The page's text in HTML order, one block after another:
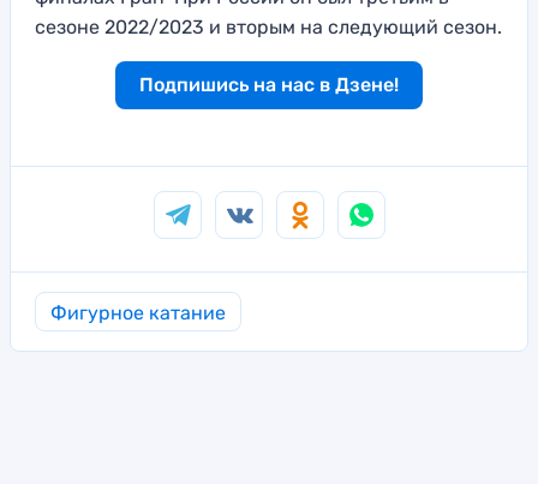
сезоне 2022/2023 и вторым на следующий сезон.
Подпишись на нас в Дзене!
Фигурное катание